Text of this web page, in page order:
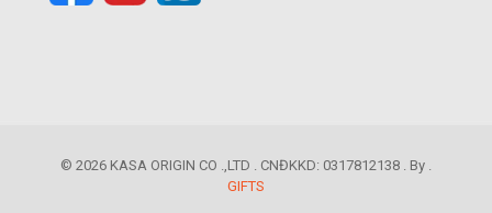
© 2026 KASA ORIGIN CO .,LTD . CNĐKKD: 0317812138 . By .
GIFTS